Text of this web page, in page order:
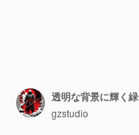
透明な背景に輝く
gzstudio